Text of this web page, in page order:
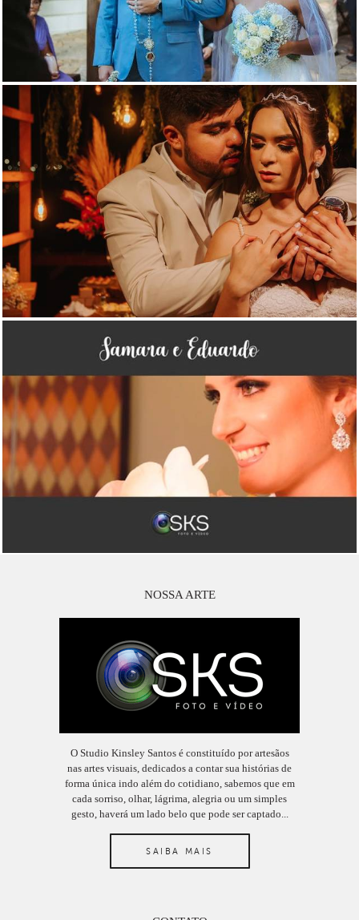
NOSSA ARTE
O Studio Kinsley Santos é constituído por artesãos
nas artes visuais, dedicados a contar sua histórias de
forma única indo além do cotidiano, sabemos que em
cada sorriso, olhar, lágrima, alegria ou um simples
gesto, haverá um lado belo que pode ser captado...
SAIBA MAIS